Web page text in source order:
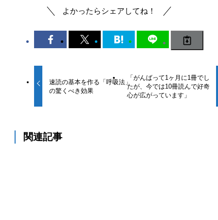
よかったらシェアしてね！
速読の基本を作る「呼吸法」
の驚くべき効果
「がんばって1ヶ月に1冊でし
たが、今では10冊読んで好奇
心が広がっています」
関連記事